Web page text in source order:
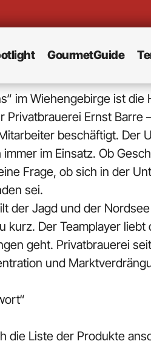
GourmetGuide
im Wiehengebirge ist
Ernst
beschäftigt.
im Einsatz. Ob
Frage, ob sich in der
sei.
der Jagd und der
Der Teamplayer
geht. Privatbrauerei
und
die Liste der Produkte